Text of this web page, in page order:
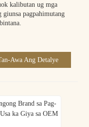
kalibutan ug mga
pagpahimutang
Awa Ang Detalye